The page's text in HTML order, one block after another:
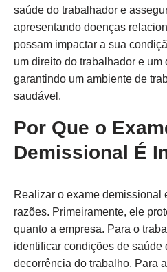
saúde do trabalhador e
apresentando doenças
possam impactar a sua
um direito do trabalhador e um
garantindo um ambiente de
saudável.
Por Que o
Demissional É
Realizar o exame demissional
razões. Primeiramente, ele
quanto a empresa. Para o
identificar condições de saúde
decorrência do trabalho. Para